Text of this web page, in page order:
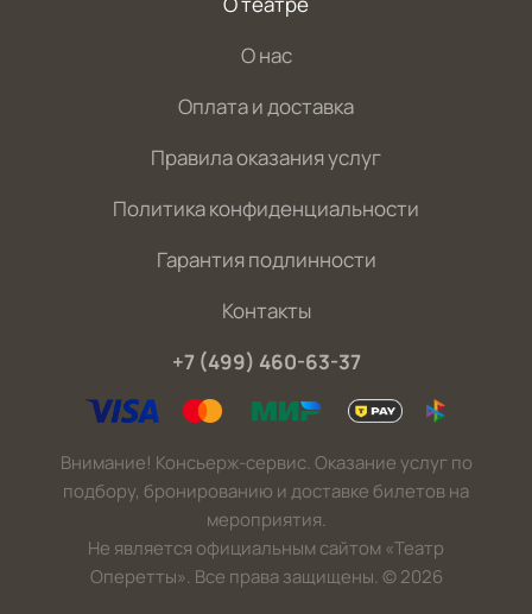
О нас
Оплата и доставка
Правила оказания услуг
Политика конфиденциальности
Гарантия подлинности
Контакты
+7 (499) 460-63-37
Внимание! Консьерж-сервис. Оказание услуг по
подбору, бронированию и доставке билетов на
мероприятия.
Не является официальным сайтом «Театр
Оперетты». Все права защищены.©2026